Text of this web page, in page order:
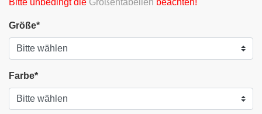
Bitte unbedingt die Größentabellen beachten!
Größe*
Farbe*